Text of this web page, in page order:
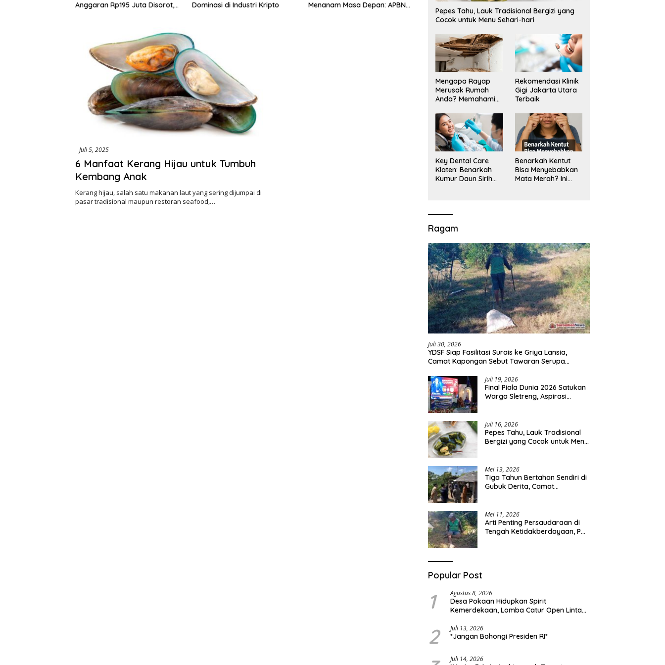
Anggaran Rp195 Juta Disorot,
Dominasi di Industri Kripto
Menanam Masa Depan: APBN
Dilaporkan LSM PAKAR ke KPK
Jawa_
Juli 5, 2025
6 Manfaat Kerang Hijau untuk Tumbuh
Kembang Anak
Kerang hijau, salah satu makanan laut yang sering dijumpai di
pasar tradisional maupun restoran seafood,…
Pepes Tahu, Lauk Tradisional Bergizi yang
Cocok untuk Menu Sehari-hari
Mengapa Rayap
Merusak Rumah
Anda? Memahami
Killer”
Rekomendasi Klinik
Gigi Jakarta Utara
Terbaik
Key Dental Care
Klaten: Benarkah
Kumur Daun Sirih
Klaten
Benarkah Kentut
Bisa Menyebabkan
Mata Merah? Ini
Ragam
Juli 30, 2026
YDSF Siap Fasilitasi Surais ke Griya Lansia,
Camat Kapongan Sebut Tawaran Serupa
Juli 19, 2026
Final Piala Dunia 2026 Satukan
Warga Sletreng, Aspirasi
Juli 16, 2026
Pepes Tahu, Lauk Tradisional
Bergizi yang Cocok untuk Menu
Mei 13, 2026
Tiga Tahun Bertahan Sendiri di
Gubuk Derita, Camat
Mei 11, 2026
Arti Penting Persaudaraan di
Tengah Ketidakberdayaan, Pak
Popular Post
1 Agustus 8, 2026
Desa Pokaan Hidupkan Spirit
Kemerdekaan, Lomba Catur Open Lintas
RI ke-81
2 Juli 13, 2026
*Jangan Bohongi Presiden RI*
Juli 14, 2026